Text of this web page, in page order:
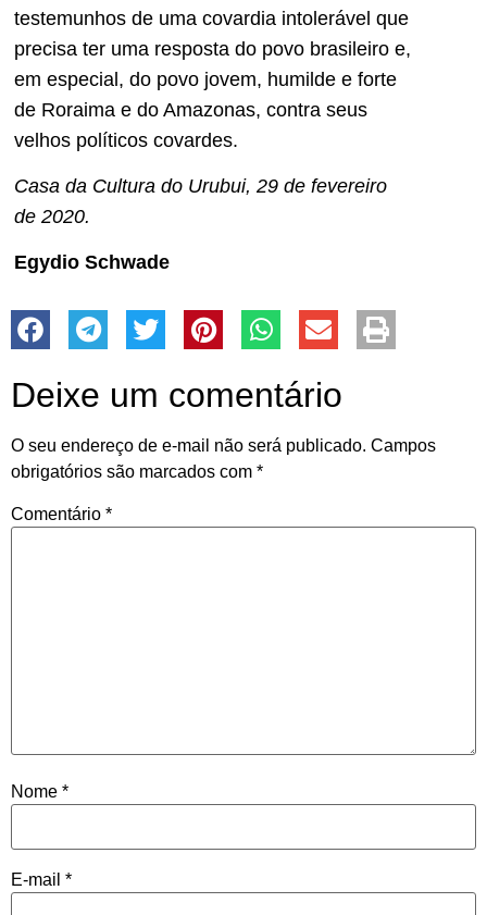
testemunhos de uma covardia intolerável que
precisa ter uma resposta do povo brasileiro e,
em especial, do povo jovem, humilde e forte
de Roraima e do Amazonas, contra seus
velhos políticos covardes.
Casa da Cultura do Urubui, 29 de fevereiro
de 2020.
Egydio Schwade
Deixe um comentário
O seu endereço de e-mail não será publicado. Campos
obrigatórios são marcados com *
Comentário *
Nome *
E-mail *